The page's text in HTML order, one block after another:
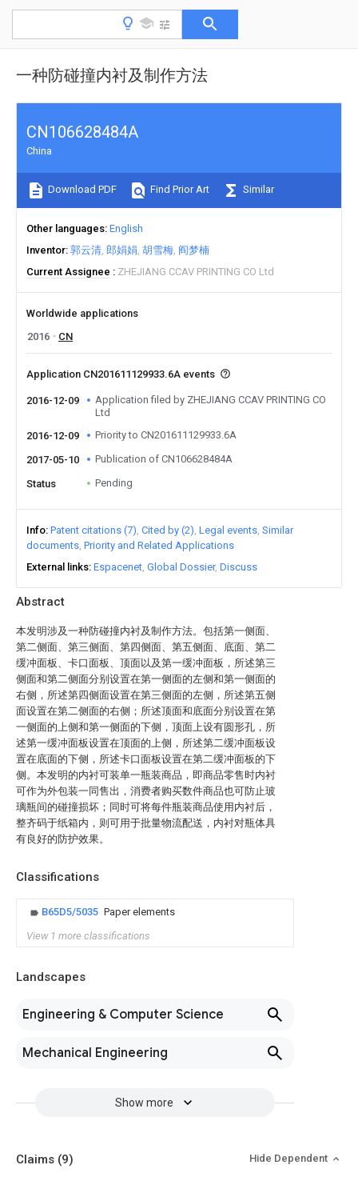
一种防碰撞内衬及制作方法
Abstract
本发明涉及一种防碰撞内衬及制作方法。包括第一侧面、
第二侧面、第三侧面、第四侧面、第五侧面、底面、第二
缓冲面板、卡口面板、顶面以及第一缓冲面板，所述第三
侧面和第二侧面分别设置在第一侧面的左侧和第一侧面的
右侧，所述第四侧面设置在第三侧面的左侧，所述第五侧
面设置在第二侧面的右侧；所述顶面和底面分别设置在第
一侧面的上侧和第一侧面的下侧，顶面上设有圆形孔，所
述第一缓冲面板设置在顶面的上侧，所述第二缓冲面板设
置在底面的下侧，所述卡口面板设置在第二缓冲面板的下
侧。本发明的内衬可装单一瓶装商品，即商品零售时内衬
可作为外包装一同售出，消费者购买数件商品也可防止玻
璃瓶间的碰撞损坏；同时可将每件瓶装商品使用内衬后，
整齐码于纸箱内，则可用于批量物流配送，内衬对瓶体具
有良好的防护效果。
Classifications
B65D5/5035 Paper elements
View 1 more classifications
Landscapes
Engineering & Computer Science
Mechanical Engineering
Show more
CN106628484A
China
Download PDF Find Prior Art Similar
Other languages English
Inventor 郭云清 郎娟娟 胡雪梅 阎梦楠
Current Assignee
ZHEJIANG CCAV PRINTING CO Ltd
Worldwide applications
2016
CN
Application CN201611129933.6A events
2016-12-09
Application filed by ZHEJIANG CCAV PRINTING CO
Ltd
2016-12-09
Priority to CN201611129933.6A
2017-05-10 Publication of CN106628484A
Status Pending
Info Patent citations (7) Cited by (2) Legal events Similar
documents Priority and Related Applications
External links Espacenet Global Dossier Discuss
Claims (9) Hide Dependent